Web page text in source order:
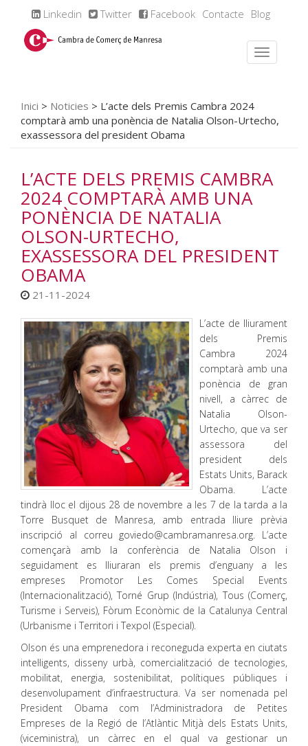
Linkedin Twitter Facebook Contacte Blog
Inici > Noticies > L’acte dels Premis Cambra 2024
comptarà amb una ponència de Natalia Olson-Urtecho,
exassessora del president Obama
L’ACTE DELS PREMIS CAMBRA
2024 COMPTARÀ AMB UNA
PONÈNCIA DE NATALIA
OLSON-URTECHO,
EXASSESSORA DEL PRESIDENT
OBAMA
21-11-2024
L’acte de lliurament
dels Premis
Cambra 2024
comptarà amb una
ponència de gran
nivell, a càrrec de
Natalia Olson-
Urtecho, que va ser
assessora del
president dels
Estats Units, Barack
Obama. L’acte
tindrà lloc el dijous 28 de novembre a les 7 de la tarda a la
Torre Busquet de Manresa, amb entrada lliure prèvia
inscripció al correu goviedo@cambramanresa.org. L’acte
començarà amb la conferència de Natalia Olson i
seguidament es lliuraran els premis d’enguany a les
empreses Promotor Les Comes Special Events
(Internacionalització), Torné Grup (Indústria), Tous (Comerç,
Turisme i Serveis), Fòrum Econòmic de la Catalunya Central
(Urbanisme i Territori i Texpol (Especial).
Olson és una emprenedora i reconeguda experta en ciutats
intel·ligents, disseny urbà, comercialització de tecnologies,
mobilitat, energia, sostenibilitat, polítiques públiques i
desenvolupament d’infraestructura. Va ser nomenada pel
President Obama com l’Administradora de Petites
Empreses de la Regió de l’Atlàntic Mitjà dels Estats Units,
(viceministra), un càrrec en el qual va gestionar un